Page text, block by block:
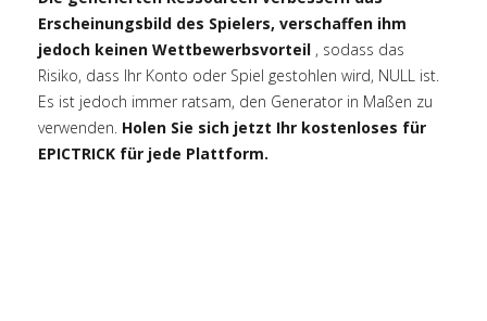
Erscheinungsbild des Spielers, verschaffen ihm
jedoch keinen Wettbewerbsvorteil , sodass das
Risiko, dass Ihr Konto oder Spiel gestohlen wird, NULL ist.
Es ist jedoch immer ratsam, den Generator in Maßen zu
verwenden. Holen Sie sich jetzt Ihr kostenloses für
EPICTRICK für jede Plattform.